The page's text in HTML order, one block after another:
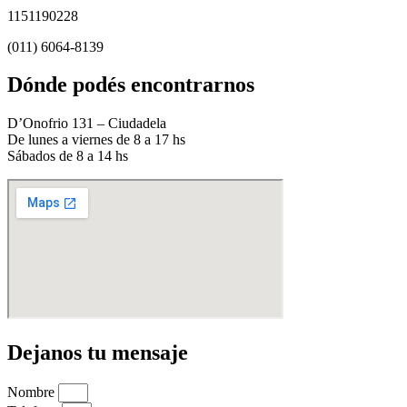
1151190228
(011) 6064-8139
Dónde podés encontrarnos
D’Onofrio 131 – Ciudadela
De lunes a viernes de 8 a 17 hs
Sábados de 8 a 14 hs
Dejanos tu mensaje
Nombre